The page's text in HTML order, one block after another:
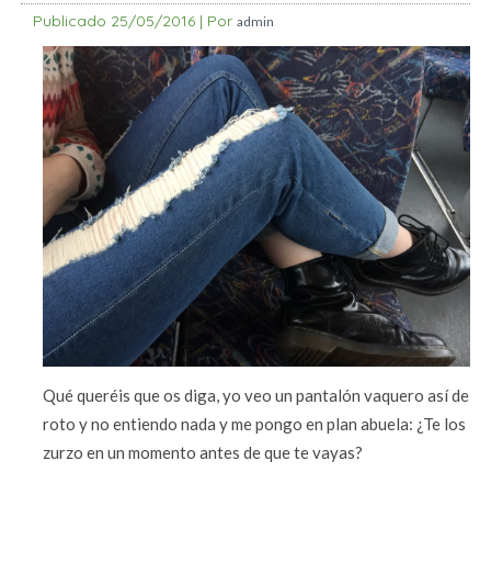
Publicado 25/05/2016 | Por admin
Qué queréis que os diga, yo veo un pantalón vaquero así de
roto y no entiendo nada y me pongo en plan abuela: ¿Te los
zurzo en un momento antes de que te vayas?